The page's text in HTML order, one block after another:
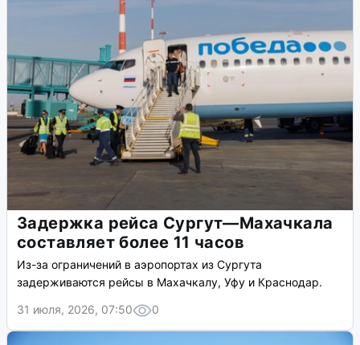
Задержка рейса Сургут—Махачкала
составляет более 11 часов
Из-за ограничений в аэропортах из Сургута
задерживаются рейсы в Махачкалу, Уфу и Краснодар.
31 июля, 2026, 07:50
0